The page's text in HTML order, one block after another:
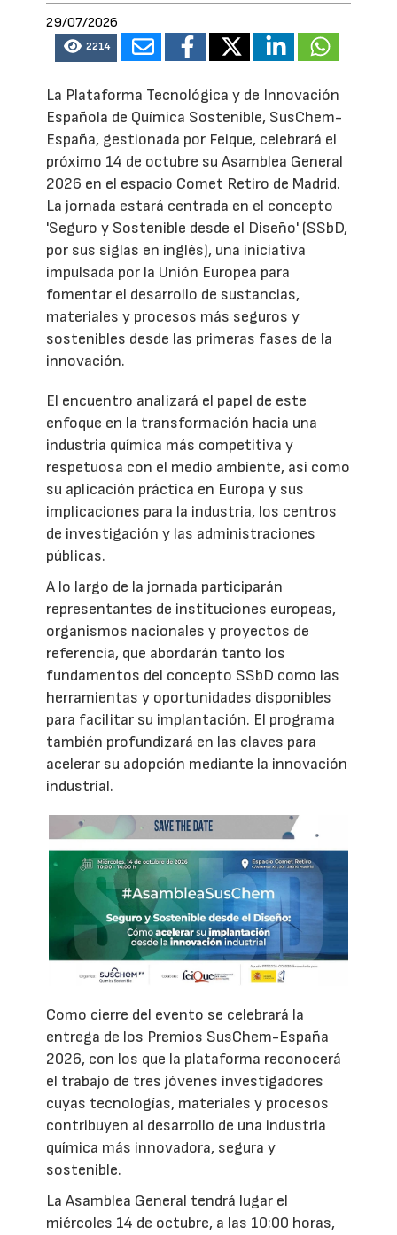
29/07/2026
2214
La Plataforma Tecnológica y de Innovación
Española de Química Sostenible, SusChem-
España, gestionada por Feique, celebrará el
próximo 14 de octubre su Asamblea General
2026 en el espacio Comet Retiro de Madrid.
La jornada estará centrada en el concepto
'Seguro y Sostenible desde el Diseño' (SSbD,
por sus siglas en inglés), una iniciativa
impulsada por la Unión Europea para
fomentar el desarrollo de sustancias,
materiales y procesos más seguros y
sostenibles desde las primeras fases de la
innovación.
El encuentro analizará el papel de este
enfoque en la transformación hacia una
industria química más competitiva y
respetuosa con el medio ambiente, así como
su aplicación práctica en Europa y sus
implicaciones para la industria, los centros
de investigación y las administraciones
públicas.
A lo largo de la jornada participarán
representantes de instituciones europeas,
organismos nacionales y proyectos de
referencia, que abordarán tanto los
fundamentos del concepto SSbD como las
herramientas y oportunidades disponibles
para facilitar su implantación. El programa
también profundizará en las claves para
acelerar su adopción mediante la innovación
industrial.
Como cierre del evento se celebrará la
entrega de los Premios SusChem-España
2026, con los que la plataforma reconocerá
el trabajo de tres jóvenes investigadores
cuyas tecnologías, materiales y procesos
contribuyen al desarrollo de una industria
química más innovadora, segura y
sostenible.
La Asamblea General tendrá lugar el
miércoles 14 de octubre, a las 10:00 horas,